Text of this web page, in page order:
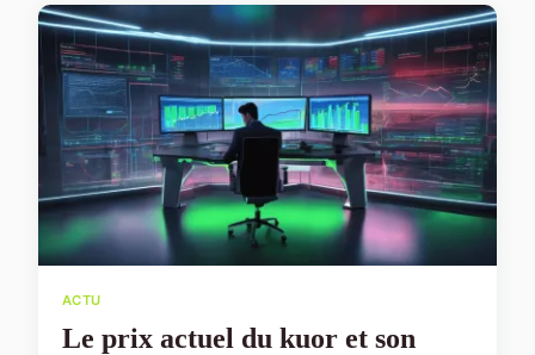
ACTU
Le prix actuel du kuor et son